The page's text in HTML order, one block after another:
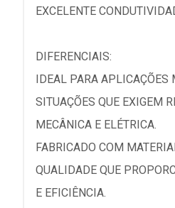
EXCELENTE
DIFERENCIAIS:
IDEAL PARA APLICAÇÕES
SITUAÇÕES QUE EXIGEM
MECÂNICA E ELÉTRICA.
FABRICADO COM
QUALIDADE QUE
E EFICIÊNCIA.